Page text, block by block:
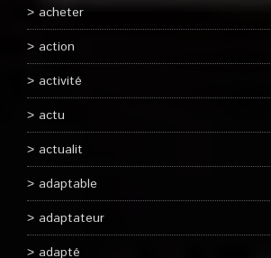
acheter
action
activité
actu
actualit
adaptable
adaptateur
adapté